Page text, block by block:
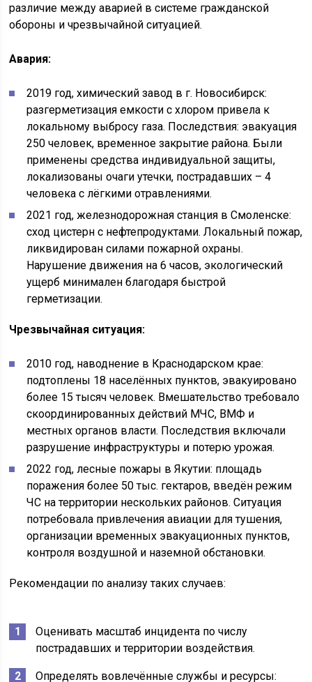
различие между аварией в системе гражданской
обороны и чрезвычайной ситуацией.
Авария:
2019 год, химический завод в г. Новосибирск:
разгерметизация емкости с хлором привела к
локальному выбросу газа. Последствия: эвакуация
250 человек, временное закрытие района. Были
применены средства индивидуальной защиты,
локализованы очаги утечки, пострадавших – 4
человека с лёгкими отравлениями.
2021 год, железнодорожная станция в Смоленске:
сход цистерн с нефтепродуктами. Локальный пожар,
ликвидирован силами пожарной охраны.
Нарушение движения на 6 часов, экологический
ущерб минимален благодаря быстрой
герметизации.
Чрезвычайная ситуация:
2010 год, наводнение в Краснодарском крае:
подтоплены 18 населённых пунктов, эвакуировано
более 15 тысяч человек. Вмешательство требовало
скоординированных действий МЧС, ВМФ и
местных органов власти. Последствия включали
разрушение инфраструктуры и потерю урожая.
2022 год, лесные пожары в Якутии: площадь
поражения более 50 тыс. гектаров, введён режим
ЧС на территории нескольких районов. Ситуация
потребовала привлечения авиации для тушения,
организации временных эвакуационных пунктов,
контроля воздушной и наземной обстановки.
Рекомендации по анализу таких случаев:
Оценивать масштаб инцидента по числу
пострадавших и территории воздействия.
Определять вовлечённые службы и ресурсы: